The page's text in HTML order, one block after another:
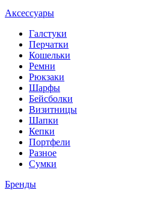
Аксессуары
Галстуки
Перчатки
Кошельки
Ремни
Рюкзаки
Шарфы
Бейсболки
Визитницы
Шапки
Кепки
Портфели
Разное
Сумки
Бренды